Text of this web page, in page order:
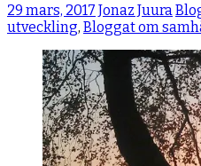
29 mars, 2017 Jonaz Juura
utveckling, Bloggat om